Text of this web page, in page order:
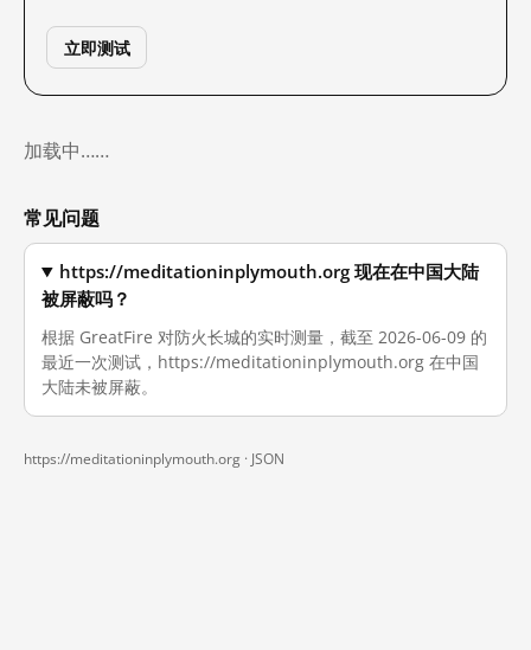
立即测试
加载中……
常见问题
https://meditationinplymouth.org 现在在中国大陆
被屏蔽吗？
根据 GreatFire 对防火长城的实时测量，截至 2026-06-09 的
最近一次测试，https://meditationinplymouth.org 在中国
大陆未被屏蔽。
https://meditationinplymouth.org · JSON